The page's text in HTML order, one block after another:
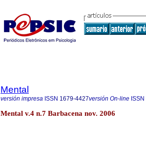
Mental
versión impresa ISSN 1679-4427versión On-line ISSN
Mental v.4 n.7 Barbacena nov. 2006